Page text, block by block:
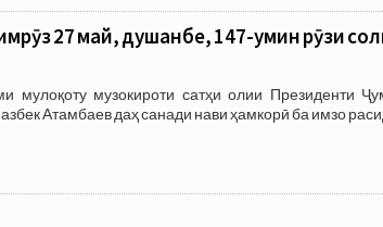
27 май, душанбе, 147-умин рӯзи
мулоқоту музокироти сатҳи олии Президенти
Атамбаев даҳ санади нави ҳамкорӣ ба имзо